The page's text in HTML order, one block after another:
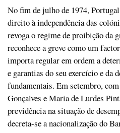
No fim de julho de 1974,
direito à independência das
revoga o regime de proibição da
reconhece a greve como um
importa regular em ordem a
e garantias do seu exercício e da
fundamentais. Em setembro,
Gonçalves e Maria de Lurdes
previdência na situação de
decreta-se a nacionalização do